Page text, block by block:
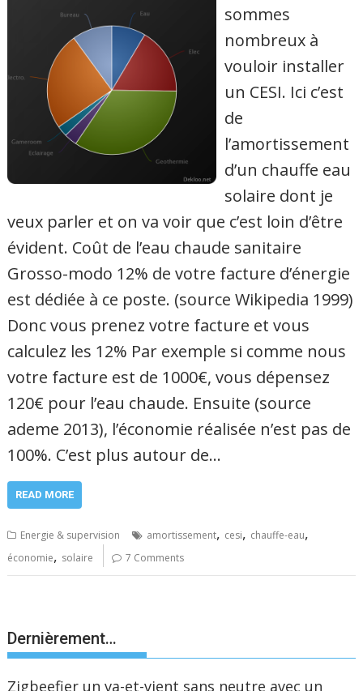
sommes
nombreux à
vouloir installer
un CESI. Ici c’est
de
l’amortissement
d’un chauffe eau
solaire dont je
veux parler et on va voir que c’est loin d’être
évident. Coût de l’eau chaude sanitaire
Grosso-modo 12% de votre facture d’énergie
est dédiée à ce poste. (source Wikipedia 1999)
Donc vous prenez votre facture et vous
calculez les 12% Par exemple si comme nous
votre facture est de 1000€, vous dépensez
120€ pour l’eau chaude. Ensuite (source
ademe 2013), l’économie réalisée n’est pas de
100%. C’est plus autour de…
READ MORE
Energie & supervision amortissement, cesi, chauffe-eau,
économie, solaire 7 Comments
Dernièrement…
Zigbeefier un va-et-vient sans neutre avec un